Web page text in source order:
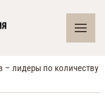
лидеры по количеству